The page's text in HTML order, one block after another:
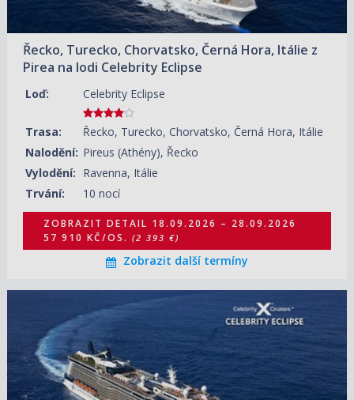
Řecko, Turecko, Chorvatsko, Černá Hora, Itálie z
Pirea na lodi Celebrity Eclipse
Loď: Celebrity Eclipse
Trasa:
Řecko, Turecko, Chorvatsko, Černá Hora, Itálie
Nalodění: Pireus (Athény), Řecko
Vylodění: Ravenna, Itálie
Trvání:
10 nocí
ZOBRAZIT DETAIL 18.09.2026 – 28.09.2026
57 910 KČ/OS. (2 393 €)
Zobrazit další termíny
ZOBRAZIT DETAIL
28.09.2026 – 09.10.2026
56 700 KČ/OS.